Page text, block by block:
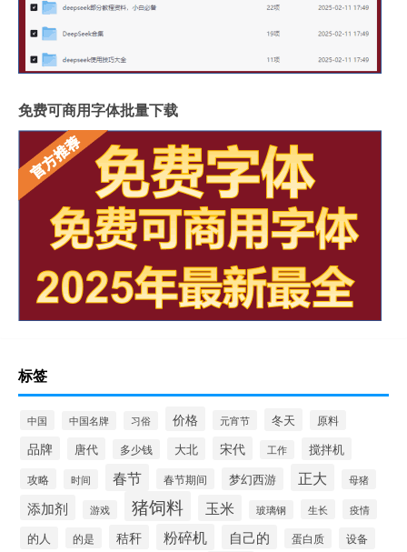
免费可商用字体批量下载
标签
中国 中国名牌 习俗 价格 元宵节 冬天 原料
品牌 唐代 多少钱 大北 宋代 工作 搅拌机
攻略 时间 春节 春节期间 梦幻西游 正大 母猪
添加剂 游戏 猪饲料 玉米 玻璃钢 生长 疫情
的人 的是 秸秆 粉碎机 自己的 蛋白质 设备